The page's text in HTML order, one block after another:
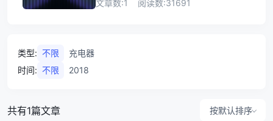
文章数:1 阅读数:31691
类型: 不限
充电器
时间: 不限 2018
共有1篇文章 按默认排序